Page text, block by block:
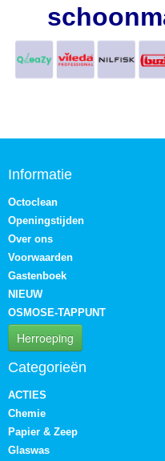
Informatie
Octoclean
Openingstijden
Over ons
Voorwaarden
Gastenboek
NIEUW
OSMOSE-TAPPUNT
Herroeping
Categorieën
ACTIES
Chemie
Papier & Zeep
Glaswas